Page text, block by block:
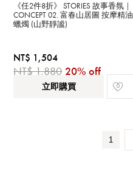
《任2件8折》 STORIES 故事香氛｜
CONCEPT 02. 富春山居圖 按摩精油
蠟燭 (山野靜謐)
NT$ 1,504
NT$ 1,880 20% off
立即購買
1